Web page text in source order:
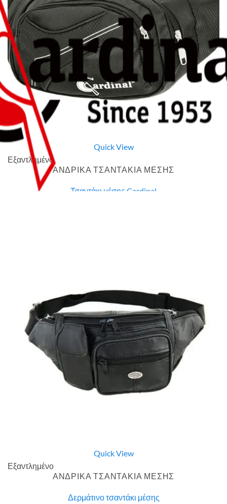
Quick View
Εξαντλημένο
ΑΝΔΡΙΚΑ ΤΣΑΝΤΑΚΙΑ ΜΕΣΗΣ
Τσαντάκι μέσης Cardinal
Quick View
Εξαντλημένο
ΑΝΔΡΙΚΑ ΤΣΑΝΤΑΚΙΑ ΜΕΣΗΣ
Δερμάτινο τσαντάκι μέσης